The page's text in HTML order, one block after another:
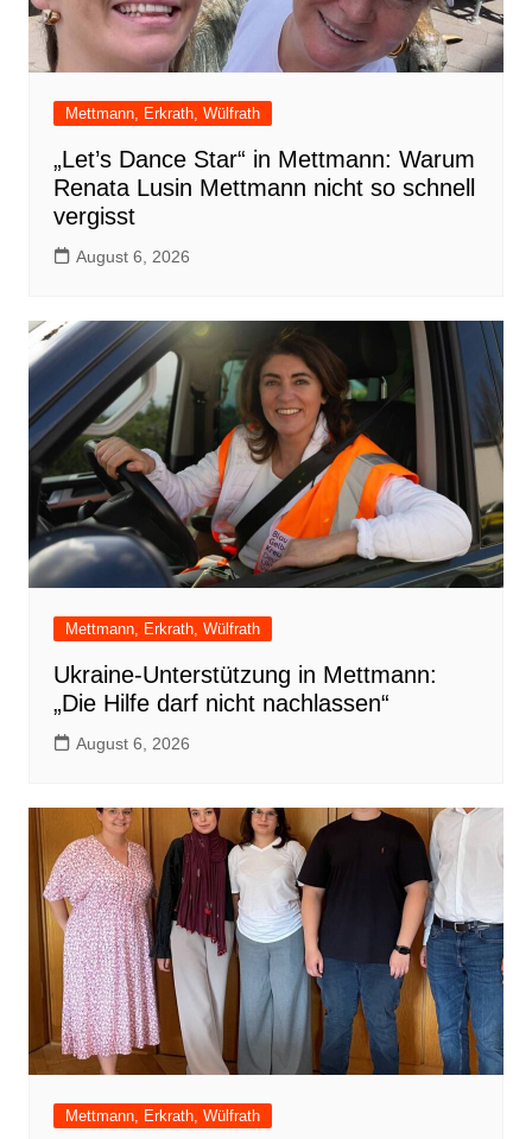
Mettmann, Erkrath, Wülfrath
„Let’s Dance Star“ in Mettmann: Warum
Renata Lusin Mettmann nicht so schnell
vergisst
August 6, 2026
Mettmann, Erkrath, Wülfrath
Ukraine-Unterstützung in Mettmann:
„Die Hilfe darf nicht nachlassen“
August 6, 2026
Mettmann, Erkrath, Wülfrath